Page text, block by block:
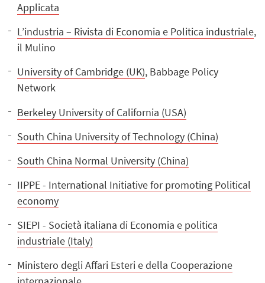
Applicata
L’industria – Rivista di Economia e Politica industriale,
il Mulino
University of Cambridge (UK), Babbage Policy
Network
Berkeley University of California (USA)
South China University of Technology (China)
South China Normal University (China)
IIPPE - International Initiative for promoting Political
economy
SIEPI - Società italiana di Economia e politica
industriale (Italy)
Ministero degli Affari Esteri e della Cooperazione